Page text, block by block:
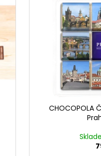
CHOCOPOLA